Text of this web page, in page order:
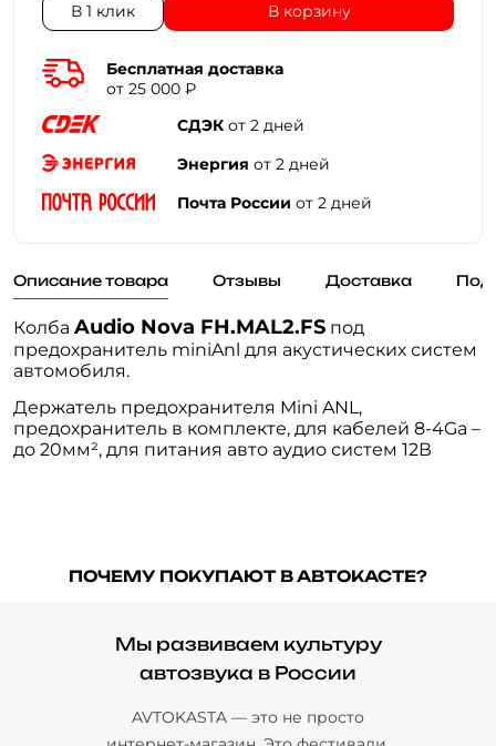
В 1 клик В корзину
Бесплатная доставка
от 25 000 ₽
СДЭК от 2 дней
Энергия от 2 дней
Почта России от 2 дней
Описание товара Отзывы Доставка
Колба Audio Nova FH.MAL2.FS под
предохранитель miniAnl для акустических систем
автомобиля.
Держатель предохранителя Mini ANL,
предохранитель в комплекте, для кабелей 8-4Ga –
до 20мм², для питания авто аудио систем 12В
ПОЧЕМУ ПОКУПАЮТ В АВТОКАСТЕ?
Мы развиваем культуру
автозвука в России
AVTOKASTA — это не просто